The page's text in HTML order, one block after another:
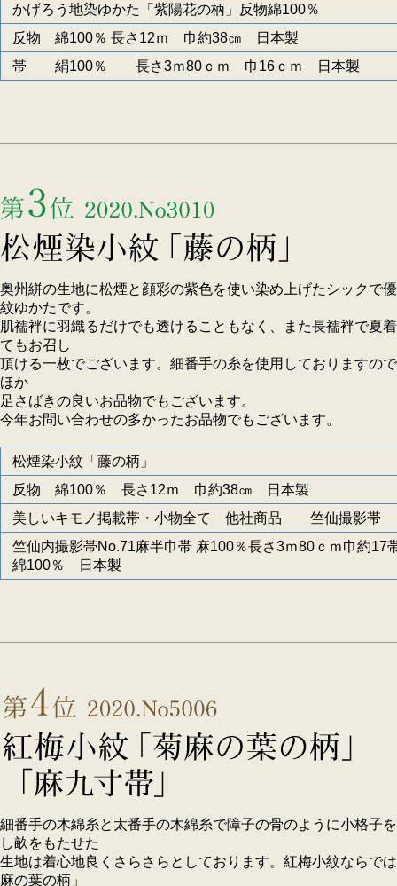
かげろう地染ゆかた「紫陽花の柄」反物綿100％
反物 綿100％ 長さ12ｍ 巾約38㎝ 日本製
帯 絹100％ 長さ3ｍ80ｃｍ 巾16ｃｍ 日本製
奥州絣の生地に松煙と顔彩の紫色を使い染め上げたシックで
紋ゆかたです。
肌襦袢に羽織るだけでも透けることもなく、また長襦袢で夏
てもお召し
頂ける一枚でございます。細番手の糸を使用しておりますの
ほか
足さばきの良いお品物でもございます。
今年お問い合わせの多かったお品物でもございます。
松煙染小紋「藤の柄」
反物 綿100％ 長さ12ｍ 巾約38㎝ 日本製
美しいキモノ掲載帯・小物全て 他社商品 竺仙撮影帯
竺仙内撮影帯No.71麻半巾帯 麻100％長さ3ｍ80ｃｍ巾約17
綿100％ 日本製
細番手の木綿糸と太番手の木綿糸で障子の骨のように小格子
し畝をもたせた
生地は着心地良くさらさらとしております。紅梅小紋ならで
麻の葉の柄」